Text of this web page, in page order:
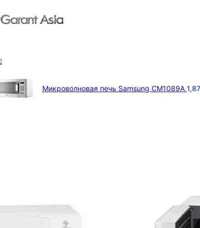
Микроволновая печь Samsung CM1089A